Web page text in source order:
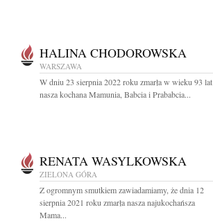
HALINA CHODOROWSKA
WARSZAWA
W dniu 23 sierpnia 2022 roku zmarła w wieku 93 lat
nasza kochana Mamunia, Babcia i Prababcia...
RENATA WASYLKOWSKA
ZIELONA GÓRA
Z ogromnym smutkiem zawiadamiamy, że dnia 12
sierpnia 2021 roku zmarła nasza najukochańsza
Mama...